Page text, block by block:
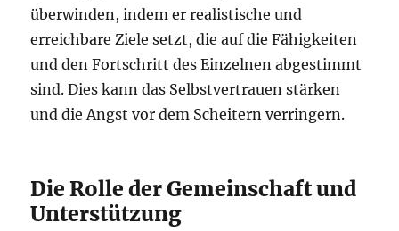
überwinden, indem er realistische und
erreichbare Ziele setzt, die auf die Fähigkeiten
und den Fortschritt des Einzelnen abgestimmt
sind. Dies kann das Selbstvertrauen stärken
und die Angst vor dem Scheitern verringern.
Die Rolle der Gemeinschaft und
Unterstützung